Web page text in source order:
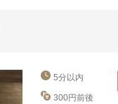
5分以内
300円前後